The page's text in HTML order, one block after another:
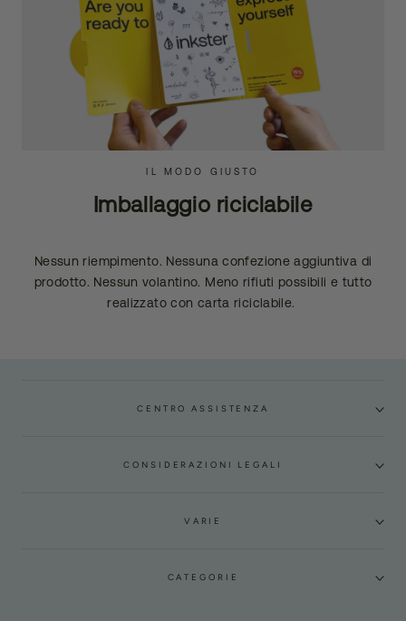
IL MODO GIUSTO
Imballaggio riciclabile
Nessun riempimento. Nessuna confezione aggiuntiva di
prodotto. Nessun volantino. Meno rifiuti possibili e tutto
realizzato con carta riciclabile.
CENTRO ASSISTENZA
CONSIDERAZIONI LEGALI
VARIE
CATEGORIE